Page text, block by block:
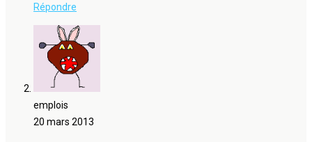
Répondre
emplois
20 mars 2013